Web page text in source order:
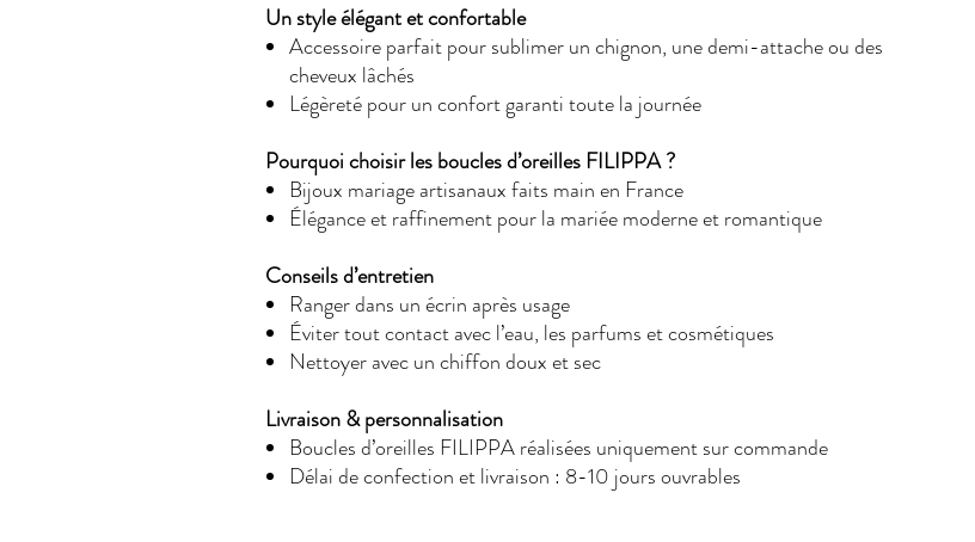
Un style élégant et confortable
Accessoire parfait pour sublimer un chignon, une demi-attache ou des
cheveux lâchés
Légèreté pour un confort garanti toute la journée
Pourquoi choisir les boucles d’oreilles FILIPPA ?
Bijoux mariage artisanaux faits main en France
Élégance et raffinement pour la mariée moderne et romantique
Conseils d’entretien
Ranger dans un écrin après usage
Éviter tout contact avec l’eau, les parfums et cosmétiques
Nettoyer avec un chiffon doux et sec
Livraison & personnalisation
Boucles d’oreilles FILIPPA réalisées uniquement sur commande
Délai de confection et livraison : 8-10 jours ouvrables